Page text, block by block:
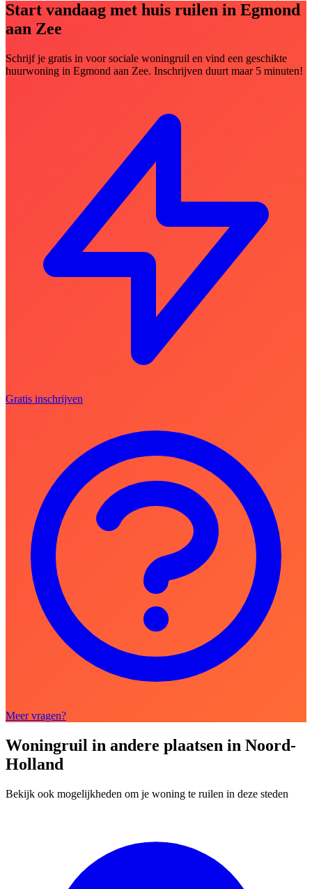
Start vandaag met huis ruilen in Egmond
aan Zee
Schrijf je gratis in voor sociale woningruil en vind een geschikte
huurwoning in Egmond aan Zee. Inschrijven duurt maar 5 minuten!
Gratis inschrijven
Meer vragen?
Woningruil in andere plaatsen in Noord-
Holland
Bekijk ook mogelijkheden om je woning te ruilen in deze steden